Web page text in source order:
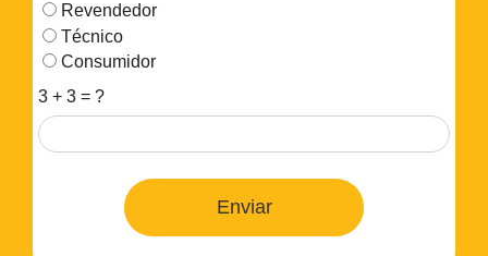
Revendedor
Técnico
Consumidor
3 + 3 = ?
Enviar